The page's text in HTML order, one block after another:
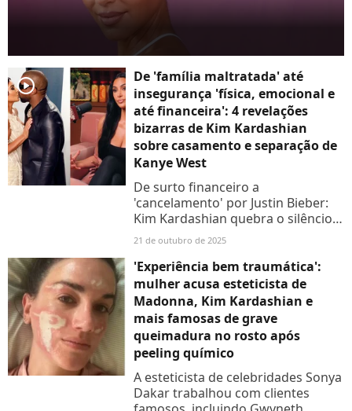
player2
De 'família maltratada' até
insegurança 'física, emocional e
até financeira': 4 revelações
bizarras de Kim Kardashian
sobre casamento e separação de
Kanye West
De surto financeiro a
'cancelamento' por Justin Bieber:
Kim Kardashian quebra o silêncio
sobre casamento conturbado com
cunhado e ataque a Pete Davidson
21 de outubro de 2025
'Experiência bem traumática':
mulher acusa esteticista de
Madonna, Kim Kardashian e
mais famosas de grave
queimadura no rosto após
peeling químico
A esteticista de celebridades Sonya
Dakar trabalhou com clientes